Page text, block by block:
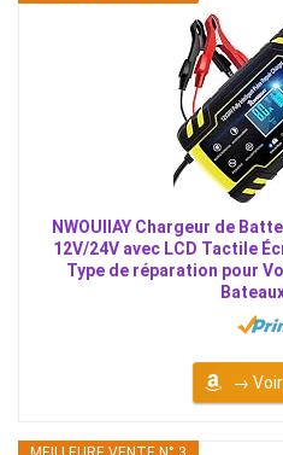
NWOUIIAY Chargeur de
12V/24V avec LCD Tactile
Type de réparation pour
→